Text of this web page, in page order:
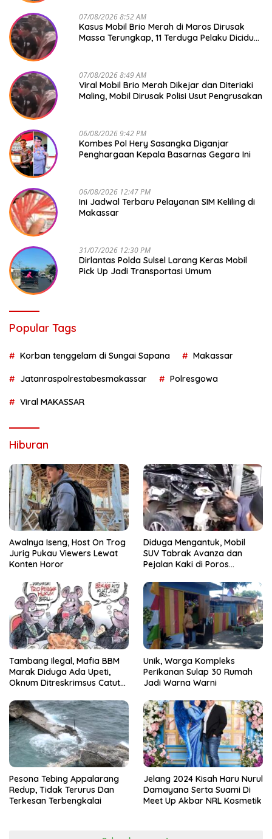
07/08/2026 8:52 AM
Kasus Mobil Brio Merah di Maros Dirusak
Massa Terungkap, 11 Terduga Pelaku Diciduk
07/08/2026 8:49 AM
Viral Mobil Brio Merah Dikejar dan Diteriaki
Maling, Mobil Dirusak Polisi Usut Pengrusakan
06/08/2026 9:42 PM
Kombes Pol Hery Sasangka Diganjar
Penghargaan Kepala Basarnas Gegara Ini
06/08/2026 12:47 PM
Ini Jadwal Terbaru Pelayanan SIM Keliling di
Makassar
31/07/2026 12:30 PM
Dirlantas Polda Sulsel Larang Keras Mobil
Pick Up Jadi Transportasi Umum
Popular Tags
Korban tenggelam di Sungai Sapana Makassar
Jatanraspolrestabesmakassar Polresgowa
Viral MAKASSAR
Hiburan
Awalnya Iseng, Host On Trog
Jurig Pukau Viewers Lewat
Konten Horor
Diduga Mengantuk, Mobil
SUV Tabrak Avanza dan
Pejalan Kaki di Poros
Tambang Ilegal, Mafia BBM
Marak Diduga Ada Upeti,
Oknum Ditreskrimsus Catut
Unik, Warga Kompleks
Perikanan Sulap 30 Rumah
Jadi Warna Warni
Pesona Tebing Appalarang
Redup, Tidak Terurus Dan
Terkesan Terbengkalai
Jelang 2024 Kisah Haru Nurul
Damayana Serta Suami Di
Meet Up Akbar NRL Kosmetik